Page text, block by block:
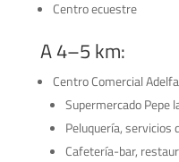
Centro ecuestre
A 4–5 km:
Centro Comercial
Supermercado Pepe
Peluquería,
Cafetería-bar,